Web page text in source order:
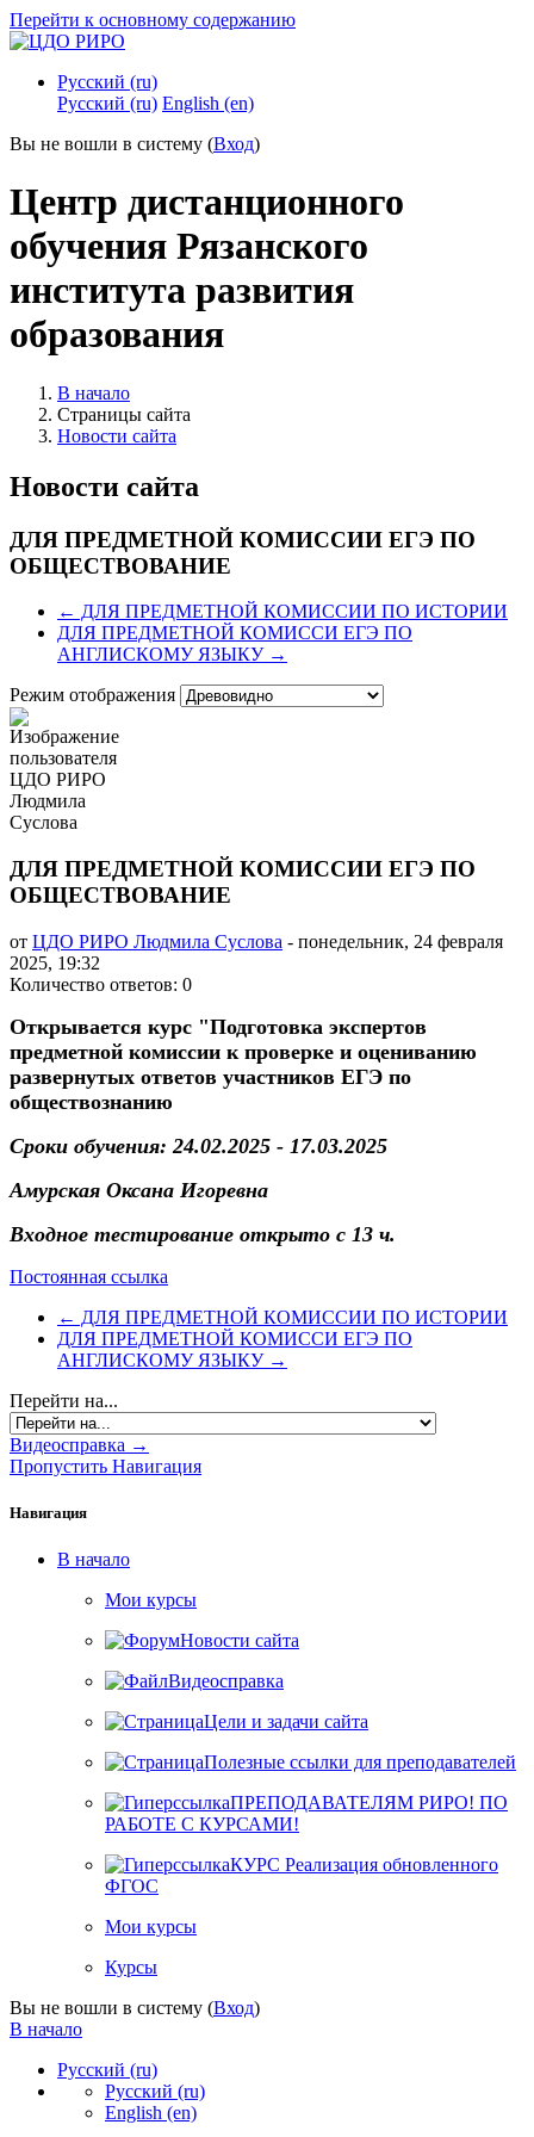
Перейти к основному содержанию
Русский ‎(ru)‎
Русский ‎(ru)‎ English ‎(en)‎
Вы не вошли в систему (Вход)
Центр дистанционного
обучения Рязанского
института развития
образования
В начало
Страницы сайта
Новости сайта
Новости сайта
ДЛЯ ПРЕДМЕТНОЙ КОМИССИИ ЕГЭ ПО
ОБЩЕСТВОВАНИЕ
← ДЛЯ ПРЕДМЕТНОЙ КОМИССИИ ПО ИСТОРИИ
ДЛЯ ПРЕДМЕТНОЙ КОМИССИ ЕГЭ ПО
АНГЛИСКОМУ ЯЗЫКУ →
Режим отображения
ДЛЯ ПРЕДМЕТНОЙ КОМИССИИ ЕГЭ ПО
ОБЩЕСТВОВАНИЕ
от ЦДО РИРО Людмила Суслова - понедельник, 24 февраля
2025, 19:32
Количество ответов: 0
Открывается курс "Подготовка экспертов
предметной комиссии к проверке и оцениванию
развернутых ответов участников ЕГЭ по
обществознанию
Сроки обучения: 24.02.2025 - 17.03.2025
Амурская Оксана Игоревна
Входное тестирование открыто с 13 ч.
Постоянная ссылка
← ДЛЯ ПРЕДМЕТНОЙ КОМИССИИ ПО ИСТОРИИ
ДЛЯ ПРЕДМЕТНОЙ КОМИССИ ЕГЭ ПО
АНГЛИСКОМУ ЯЗЫКУ →
Перейти на...
Видеосправка →
Пропустить Навигация
Навигация
В начало
Мои курсы
Новости сайта
Видеосправка
Цели и задачи сайта
Полезные ссылки для преподавателей
ПРЕПОДАВАТЕЛЯМ РИРО! ПО
РАБОТЕ С КУРСАМИ!
КУРС Реализация обновленного
ФГОС
Мои курсы
Курсы
Вы не вошли в систему (Вход)
В начало
Русский ‎(ru)‎
Русский ‎(ru)‎
English ‎(en)‎